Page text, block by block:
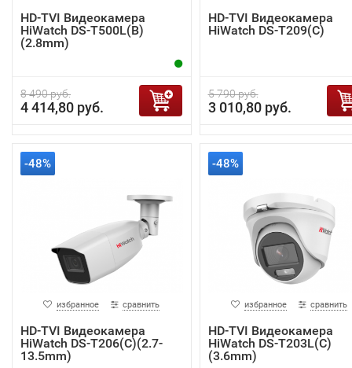
HD-TVI Видеокамера
HiWatch DS-T500L(B)
(2.8mm)
8 490 руб.
4 414,80 руб.
HD-TVI Видеокамера
HiWatch DS-T209(С)
5 790 руб.
3 010,80 руб.
-48%
избранное сравнить
HD-TVI Видеокамера
HiWatch DS-T206(C)(2.7-
13.5mm)
-48%
избранное сравнить
HD-TVI Видеокамера
HiWatch DS-T203L(C)
(3.6mm)